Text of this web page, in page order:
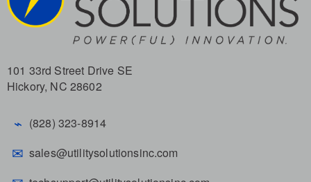
101 33rd Street Drive SE
Hickory, NC 28602
⌁ (828) 323-8914
✉ sales@utilitysolutionsinc.com